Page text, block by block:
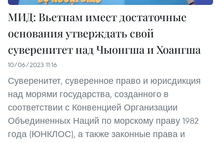
МИД: Вьетнам имеет достаточные
основания утверждать свой
суверенитет над Чыонгша и Хоангша
10/06/2023 11:16
Суверенитет, суверенное право и юрисдикция
над морями государства, созданного в
соответствии с Конвенцией Организации
Объединенных Наций по морскому праву 1982
года (ЮНКЛОС), а также законные права и